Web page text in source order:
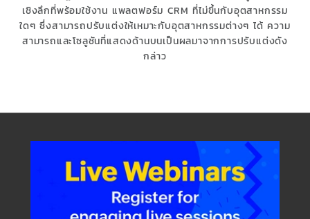
เชิงลึกที่พร้อมใช้งาน แพลตฟอร์ม CRM ที่ไม่ขึ้นกับอุตสาหกรรม
ใดๆ ซึ่งสามารถปรับแต่งให้เหมาะกับอุตสาหกรรมต่างๆ ได้ ความ
สามารถและโซลูชันที่แสดงด้านบนเป็นผลมาจากการปรับแต่งดัง
กล่าว